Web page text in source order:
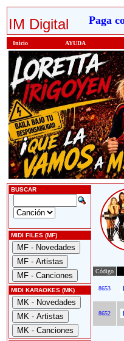
IM Digital Paga
Inicio AYUDA
BUSCAR
MIDI FILES (MF)
MIDI KARAOKES (MK)
Código
8653
8652